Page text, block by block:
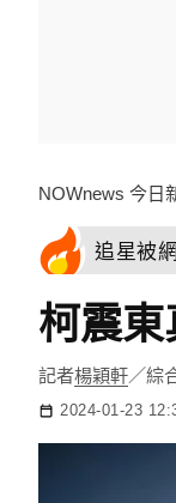
NOWnews 今日
追星被
柯震
記者楊穎軒／綜
2024-01-23